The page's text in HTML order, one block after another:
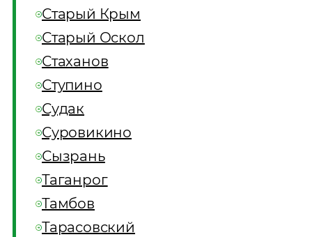
Старый Крым
Старый Оскол
Стаханов
Ступино
Судак
Суровикино
Сызрань
Таганрог
Тамбов
Тарасовский